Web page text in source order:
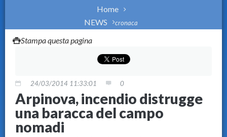
Home
NEWS
cronaca
Stampa questa pagina
24/03/2014 11:33:01 0
Arpinova, incendio distrugge
una baracca del campo
nomadi